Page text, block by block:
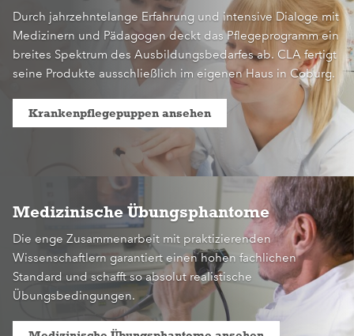
Durch jahrzehntelange Erfahrung und intensive Dialoge mit
Medizinern und Pädagogen deckt das Pflegeprogramm ein
breites Spektrum des Ausbildungsbedarfes ab. CLA fertigt
seine Produkte ausschließlich im eigenen Haus in Coburg.
Krankenpflegepuppen ansehen
Medizinische Übungsphantome
Die enge Zusammenarbeit mit praktizierenden
Wissenschaftlern garantiert einen hohen fachlichen
Standard und schafft so absolut realistische
Übungsbedingungen.